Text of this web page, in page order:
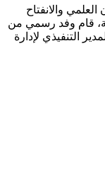
والانفتاح
قام وفد رسمي من
التنفيذي لإدارة